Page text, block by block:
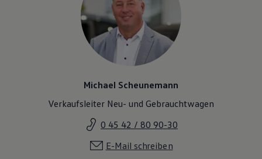
Michael Scheunemann
Verkaufsleiter Neu- und Gebrauchtwagen
0 45 42 / 80 90-30
E-Mail schreiben